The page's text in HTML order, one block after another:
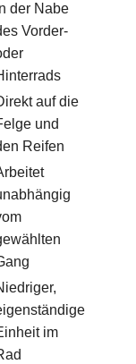
In der Nabe
Vorder-
auf die
und
Reifen
im